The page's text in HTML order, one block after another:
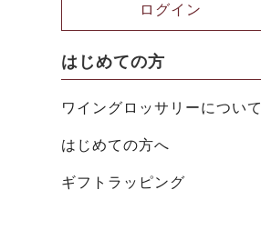
ログイン
はじめての方
ワイングロッサリーについて
はじめての方へ
ギフトラッピング